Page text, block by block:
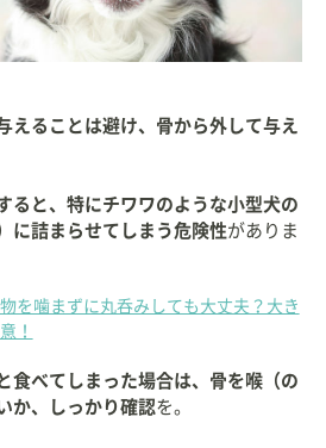
えることは避け、骨から外して与え
ると、特にチワワのような小型犬の
に詰まらせてしまう危険性がありま
を噛まずに丸呑みしても大丈夫？大き
！
食べてしまった場合は、骨を喉（の
か、しっかり確認を。